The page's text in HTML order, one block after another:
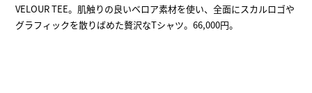
VELOUR TEE。肌触りの良いベロア素材を使い、全面にスカルロゴや
グラフィックを散りばめた贅沢なTシャツ。66,000円。